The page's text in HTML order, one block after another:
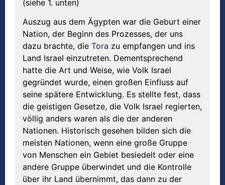
(siehe 1. unten)
Auszug aus dem Ägypten war die Geburt einer
Nation, der Beginn des Prozesses, der uns
dazu brachte, die Tora zu empfangen und ins
Land Israel einzutreten. Dementsprechend
hatte die Art und Weise, wie Volk Israel
gegründet wurde, einen großen Einfluss auf
seine spätere Entwicklung. Es stellte fest, dass
die geistigen Gesetze, die Volk Israel regierten,
völlig anders waren als die der anderen
Nationen. Historisch gesehen bilden sich die
meisten Nationen, wenn eine große Gruppe
von Menschen ein Gebiet besiedelt oder eine
andere Gruppe überwindet und die Kontrolle
über ihr Land übernimmt, das dann zu der